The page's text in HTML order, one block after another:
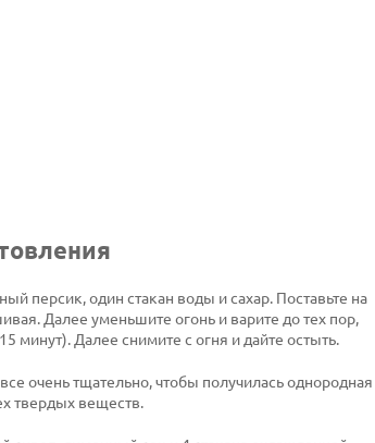
персик, один стакан воды и сахар. Поставьте на
Далее уменьшите огонь и варите до тех пор,
минут). Далее снимите с огня и дайте остыть.
очень тщательно, чтобы получилась однородная
твердых веществ.